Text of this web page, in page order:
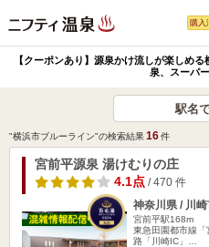
購入
【クーポンあり】源泉かけ流しが楽しめ
泉、スーパ
駅名
"横浜市ブルーライン"の検索結果16件
宮前平源泉 湯けむりの庄
4.1点 / 470 件
神奈川県 / 川
宮前平駅168m
東急田園都市線
路「川崎IC」…